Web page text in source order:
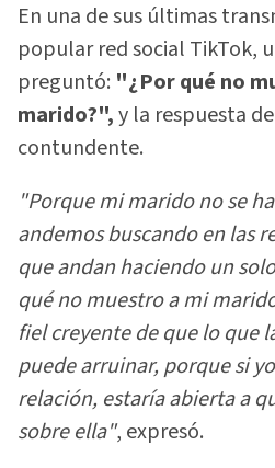
En una de sus últimas
popular red social TikTok,
preguntó: "¿Por qué no
marido?",y la respuesta
contundente.
"Porque mi marido no se
andemos buscando en las
que andan haciendo un
qué no muestro a mi
fiel creyente de que lo que
puede arruinar, porque si
relación, estaría abierta a
sobre ella", expresó.